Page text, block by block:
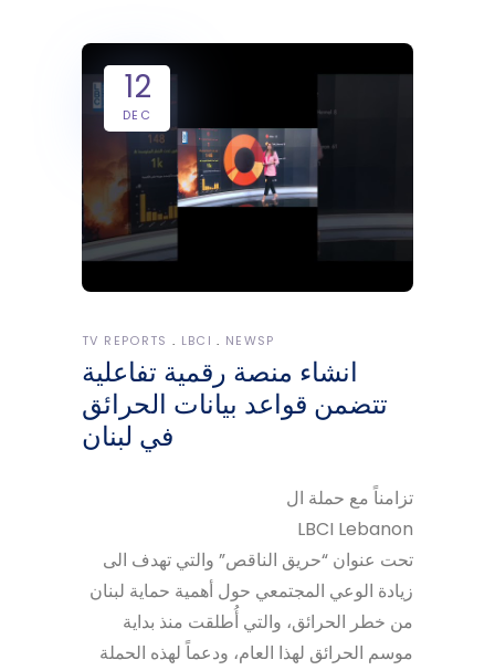
12
DEC
TV REPORTS LBCI NEWSP
انشاء منصة رقمية تفاعلية
تتضمن قواعد بيانات الحرائق
في لبنان
تزامناً مع حملة ال
LBCI Lebanon
تحت عنوان “حريق الناقص” والتي تهدف الى
زيادة الوعي المجتمعي حول أهمية حماية لبنان
من خطر الحرائق، والتي أُطلقت منذ بداية
موسم الحرائق لهذا العام، ودعماً لهذه الحملة